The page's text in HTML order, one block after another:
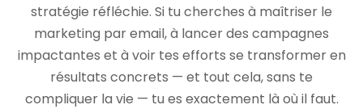
stratégie réfléchie. Si tu cherches à maîtriser le
marketing par email, à lancer des campagnes
impactantes et à voir tes efforts se transformer en
résultats concrets — et tout cela, sans te
compliquer la vie — tu es exactement là où il faut.